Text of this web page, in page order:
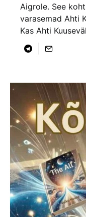
Aigrole. See
varasemad Ahti
Kas Ahti